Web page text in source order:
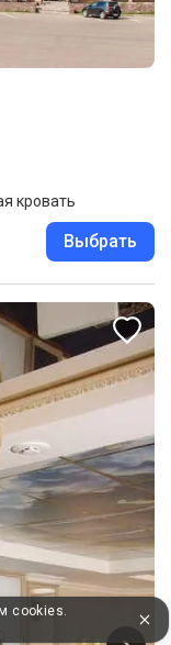
кровать
Выбрать
cookies.